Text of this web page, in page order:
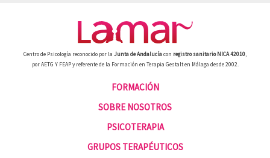
Centro de Psicología reconocido por la Junta de Andalucíacon registro sanitario NICA 42010,
por AETG Y FEAP y referente de la Formación en Terapia Gestalt en Málaga desde 2002.
FORMACIÓN
SOBRE NOSOTROS
PSICOTERAPIA
GRUPOS TERAPÉUTICOS